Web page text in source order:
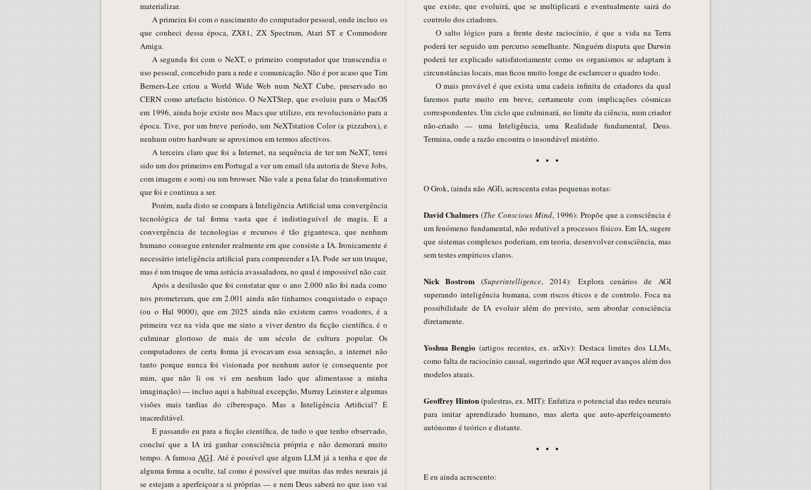
materializar.
A primeira foi com o nascimento do computador pessoal, onde incluo os
que conheci dessa época, ZX81, ZX Spectrum, Atari ST e Commodore
Amiga.
A segunda foi com o NeXT, o primeiro computador que transcendia o
uso pessoal, concebido para a rede e comunicação. Não é por acaso que Tim
Berners-Lee criou a World Wide Web num NeXT Cube, preservado no
CERN como artefacto histórico. O NeXTStep, que evoluiu para o MacOS
em 1996, ainda hoje existe nos Macs que utilizo, era revolucionário para a
época. Tive, por um breve período, um NeXTstation Color (a pizzabox), e
nenhum outro hardware se aproximou em termos afectivos.
A terceira claro que foi a Internet, na sequência de ter um NeXT, terei
sido um dos primeiros em Portugal a ver um email (da autoria de Steve Jobs,
com imagem e som) ou um browser. Não vale a pena falar do transformativo
que foi e continua a ser.
Porém, nada disto se compara à Inteligência Artificial uma convergência
tecnológica de tal forma vasta que é indistinguível de magia. E a
convergência de tecnologias e recursos é tão gigantesca, que nenhum
humano consegue entender realmente em que consiste a IA. Ironicamente é
necessário inteligência artificial para compreender a IA. Pode ser um truque,
mas é um truque de uma astúcia avassaladora, no qual é impossível não cair.
Após a desilusão que foi constatar que o ano 2.000 não foi nada como
nos prometeram, que em 2.001 ainda não tínhamos conquistado o espaço
(ou o Hal 9000), que em 2025 ainda não existem carros voadores, é a
primeira vez na vida que me sinto a viver dentro da ficção científica, é o
culminar glorioso de mais de um século de cultura popular. Os
computadores de certa forma já evocavam essa sensação, a internet não
tanto porque nunca foi visionada por nenhum autor (e consequente por
mim, que não li ou vi em nenhum lado que alimentasse a minha
imaginação) — incluo aqui a habitual excepção, Murray Leinster e algumas
visões mais tardias do ciberespaço. Mas a Inteligência Artificial? É
inacreditável.
E passando eu para a ficção científica, de tudo o que tenho observado,
concluí que a IA irá ganhar consciência própria e não demorará muito
tempo. A famosa AGI. Até é possível que algum LLM já a tenha e que de
alguma forma a oculte, tal como é possível que muitas das redes neurais já
se estejam a aperfeiçoar a si próprias — e nem Deus saberá no que isso vai
que existe, que evoluirá, que se multiplicará e eventualmente sairá do
controlo dos criadores.
O salto lógico para a frente deste raciocínio, é que a vida na Terra
poderá ter seguido um percurso semelhante. Ninguém disputa que Darwin
poderá ter explicado satisfatoriamente como os organismos se adaptam à
circunstâncias locais, mas ficou muito longe de esclarecer o quadro todo.
O mais provável é que exista uma cadeia infinita de criadores da qual
faremos parte muito em breve, certamente com implicações cósmicas
correspondentes. Um ciclo que culminará, no limite da ciência, num criador
não-criado — uma Inteligência, uma Realidade fundamental, Deus.
Termina, onde a razão encontra o insondável mistério.
O Grok, (ainda não AGI), acrescenta estas pequenas notas:
David Chalmers (The Conscious Mind, 1996): Propõe que a consciência é
um fenómeno fundamental, não redutível a processos físicos. Em IA, sugere
que sistemas complexos poderiam, em teoria, desenvolver consciência, mas
sem testes empíricos claros.
Nick Bostrom (Superintelligence, 2014): Explora cenários de AGI
superando inteligência humana, com riscos éticos e de controlo. Foca na
possibilidade de IA evoluir além do previsto, sem abordar consciência
diretamente.
Yoshua Bengio (artigos recentes, ex. arXiv): Destaca limites dos LLMs,
como falta de raciocínio causal, sugerindo que AGI requer avanços além dos
modelos atuais.
Geoffrey Hinton(palestras, ex. MIT): Enfatiza o potencial das redes neurais
para imitar aprendizado humano, mas alerta que auto-aperfeiçoamento
autónomo é teórico e distante.
E eu ainda acrescento: